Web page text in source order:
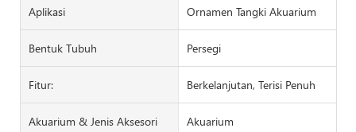
Aplikasi Ornamen Tangki Akuarium
Bentuk Tubuh Persegi
Fitur: Berkelanjutan, Terisi Penuh
Akuarium & Jenis Aksesori Akuarium